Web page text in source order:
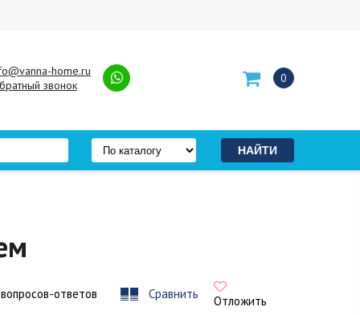
home.ru
звонок
0
ответов Сравнить Отложить